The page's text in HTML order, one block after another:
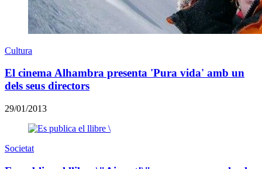
Cultura
El cinema Alhambra presenta 'Pura vida' amb un
dels seus directors
29/01/2013
Societat